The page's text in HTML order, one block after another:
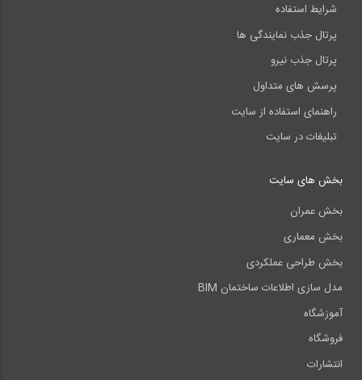
شرایط استفاده
پرتال جذب نمایندگی ها
پرتال جذب نیرو
پرسش های متداول
راهنمای استفاده از سایت
تبلیغات در سایت
بخش های سایت
بخش عمران
بخش معماری
بخش طراحی عملکردی
مدل سازی اطلاعات ساختمان BIM
آموزشگاه
فروشگاه
انتشارات